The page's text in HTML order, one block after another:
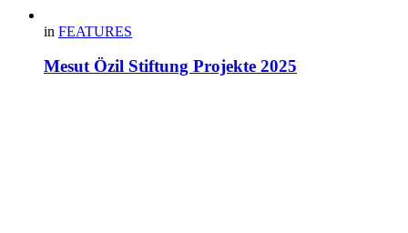
in FEATURES
Mesut Özil Stiftung Projekte 2025